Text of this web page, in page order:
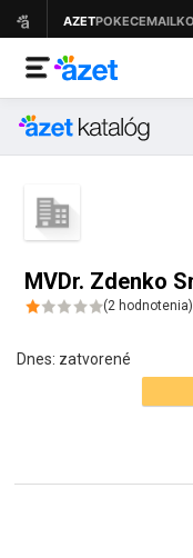
(2 hodnotenia)
Dnes: zatvorené